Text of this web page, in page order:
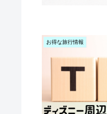
お得な旅行情報